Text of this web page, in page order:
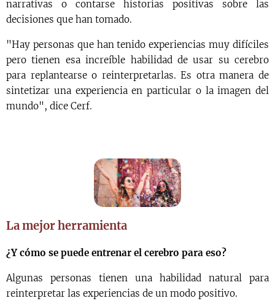
narrativas o contarse historias positivas sobre las
decisiones que han tomado.
"Hay personas que han tenido experiencias muy difíciles
pero tienen esa increíble habilidad de usar su cerebro
para replantearse o reinterpretarlas. Es otra manera de
sintetizar una experiencia en particular o la imagen del
mundo", dice Cerf.
La mejor herramienta
¿Y cómo se puede entrenar el cerebro para eso?
Algunas personas tienen una habilidad natural para
reinterpretar las experiencias de un modo positivo.